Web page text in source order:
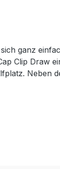
ganz
Clip Draw
Neben